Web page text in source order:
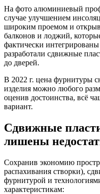
На фото алюминиевый
случае улучшением
широким проемом и
балконов и лоджий,
фактически
разработали сдвижные
до дверей.
В 2022 г. цена фурнитуры
изделия можно любого
оценив достоинства, всё
вариант.
Сдвижные
лишены
Сохранив экономию
распахивания створки),
фурнитурой и
характеристикам: